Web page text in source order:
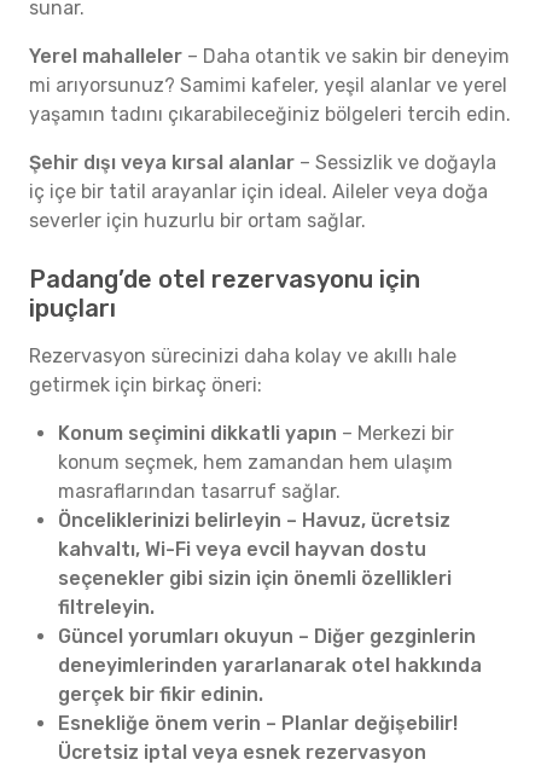
sunar.
Yerel mahalleler – Daha otantik ve sakin bir deneyim
mi arıyorsunuz? Samimi kafeler, yeşil alanlar ve yerel
yaşamın tadını çıkarabileceğiniz bölgeleri tercih edin.
Şehir dışı veya kırsal alanlar – Sessizlik ve doğayla
iç içe bir tatil arayanlar için ideal. Aileler veya doğa
severler için huzurlu bir ortam sağlar.
Padang’de otel rezervasyonu için
ipuçları
Rezervasyon sürecinizi daha kolay ve akıllı hale
getirmek için birkaç öneri:
Konum seçimini dikkatli yapın – Merkezi bir
konum seçmek, hem zamandan hem ulaşım
masraflarından tasarruf sağlar.
Önceliklerinizi belirleyin – Havuz, ücretsiz
kahvaltı, Wi-Fi veya evcil hayvan dostu
seçenekler gibi sizin için önemli özellikleri
filtreleyin.
Güncel yorumları okuyun – Diğer gezginlerin
deneyimlerinden yararlanarak otel hakkında
gerçek bir fikir edinin.
Esnekliğe önem verin – Planlar değişebilir!
Ücretsiz iptal veya esnek rezervasyon